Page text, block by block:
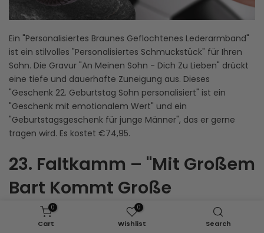
Ein "Personalisiertes Braunes Geflochtenes Lederarmband"
ist ein stilvolles "Personalisiertes Schmuckstück" für Ihren
Sohn. Die Gravur "An Meinen Sohn - Dich Zu Lieben" drückt
eine tiefe und dauerhafte Zuneigung aus. Dieses
"Geschenk 22. Geburtstag Sohn personalisiert" ist ein
"Geschenk mit emotionalem Wert" und ein
"Geburtstagsgeschenk für junge Männer", das er gerne
tragen wird. Es kostet €74,95.
23. Faltkamm – "Mit Großem
Bart Kommt Große
Verantwortung"
0
Cart
0
Wishlist Search